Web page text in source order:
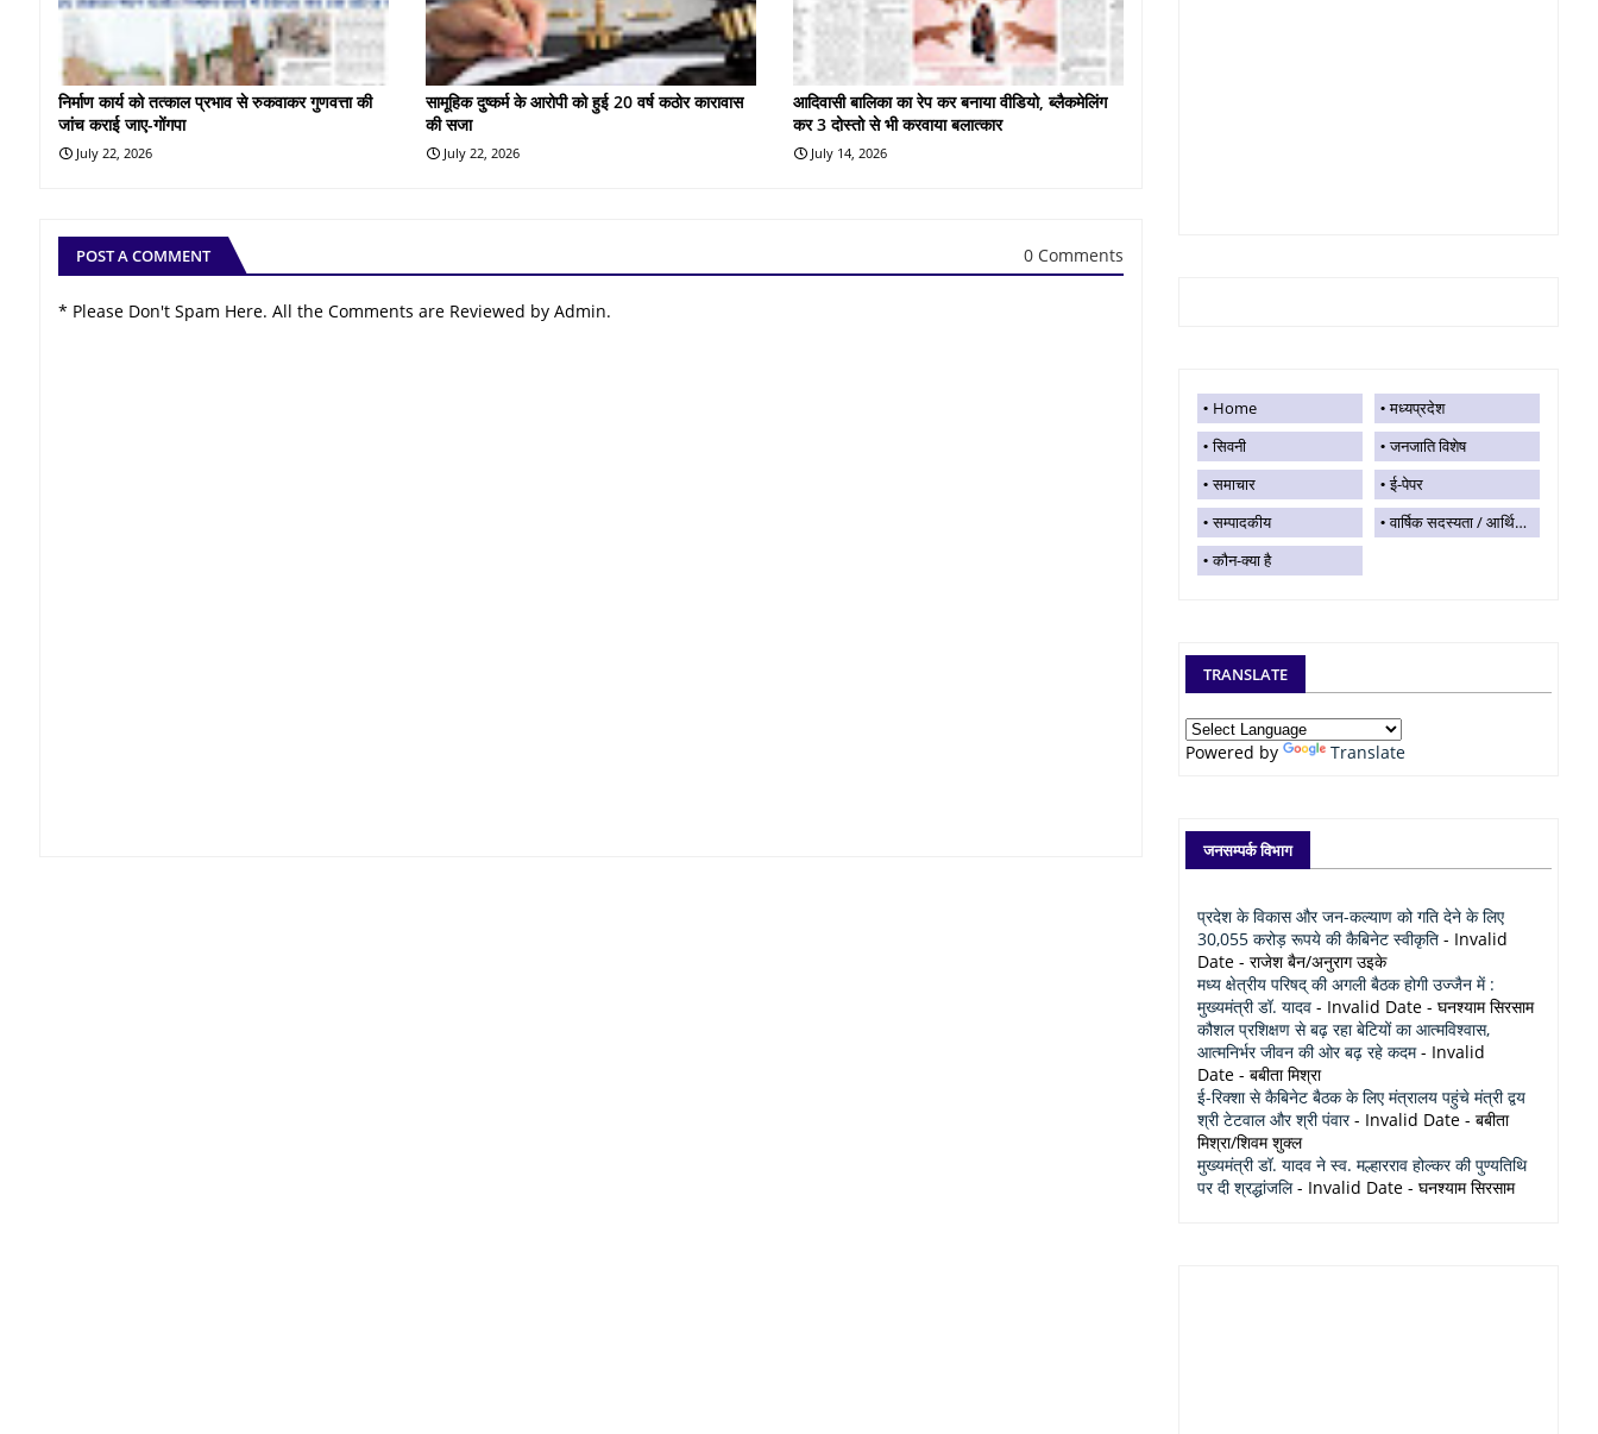
निर्माण कार्य को तत्काल प्रभाव से रुकवाकर गुणवत्ता की
जांच कराई जाए-गोंगपा
July 22, 2026
सामूहिक दुष्कर्म के आरोपी को हुई 20 वर्ष कठोर कारावास
की सजा
July 22, 2026
आदिवासी बालिका का रेप कर बनाया वीडियो, ब्लैकमेलिंग
कर 3 दोस्तो से भी करवाया बलात्कार
July 14, 2026
POST A COMMENT 0 Comments
* Please Don't Spam Here. All the Comments are Reviewed by Admin.
Home
मध्यप्रदेश
सिवनी
जनजाति विशेष
समाचार
ई-पेपर
सम्पादकीय
वार्षिक सदस्यता / आर्थिक सहयोग
कौन-क्या है
TRANSLATE
Powered by Translate
जनसम्पर्क विभाग
प्रदेश के विकास और जन-कल्याण को गति देने के लिए
30,055 करोड़ रूपये की कैबिनेट स्वीकृति - Invalid
Date - राजेश बैन/अनुराग उइके
मध्य क्षेत्रीय परिषद् की अगली बैठक होगी उज्जैन में :
मुख्यमंत्री डॉ. यादव - Invalid Date - घनश्याम सिरसाम
कौशल प्रशिक्षण से बढ़ रहा बेटियों का आत्मविश्वास,
आत्मनिर्भर जीवन की ओर बढ़ रहे कदम- Invalid
Date - बबीता मिश्रा
ई-रिक्शा से कैबिनेट बैठक के लिए मंत्रालय पहुंचे मंत्री द्वय
श्री टेटवाल और श्री पंवार- Invalid Date - बबीता
मिश्रा/शिवम शुक्ल
मुख्यमंत्री डॉ. यादव ने स्व. मल्हारराव होल्कर की पुण्यतिथि
पर दी श्रद्धांजलि- Invalid Date - घनश्याम सिरसाम